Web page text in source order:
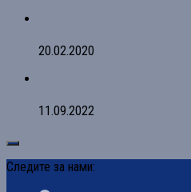
20.02.2020
11.09.2022
Следите за нами: